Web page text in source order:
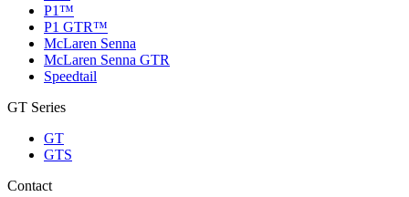
P1™
P1 GTR™
McLaren Senna
McLaren Senna GTR
Speedtail
GT Series
GT
GTS
Contact